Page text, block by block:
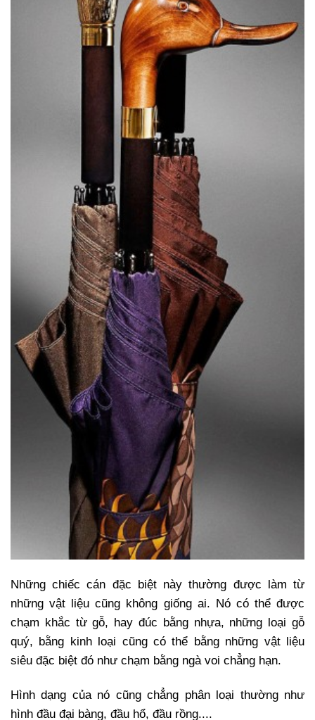
Những chiếc cán đặc biệt này thường được làm từ
những vật liệu cũng không giống ai. Nó có thể được
chạm khắc từ gỗ, hay đúc bằng nhựa, những loại gỗ
quý, bằng kinh loại cũng có thể bằng những vật liệu
siêu đặc biệt đó như chạm bằng ngà voi chẳng hạn.
Hình dạng của nó cũng chẳng phân loại thường như
hình đầu đại bàng, đầu hổ, đầu rồng....